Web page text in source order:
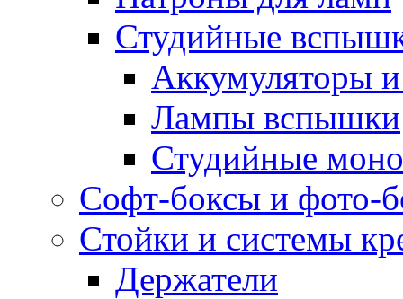
Студийные
Аккумуляторы
Лампы вспышки
Студийные
Софт-боксы и фото-
Стойки и системы
Держатели